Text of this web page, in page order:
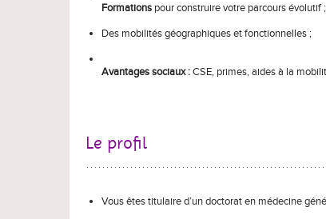
Formations pour construire votre parcours évolutif ;
Des mobilités géographiques et fonctionnelles ;
Avantages sociaux :CSE, primes, aides à la
Le profil
Vous êtes titulaire d’un doctorat en médecine